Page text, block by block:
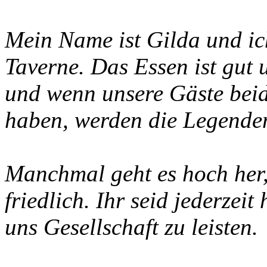
Mein Name ist Gilda und
Taverne. Das Essen ist
und wenn unsere Gäste
haben, werden die
Manchmal geht es hoch
friedlich. Ihr seid jederzeit
uns Gesellschaft zu leisten.